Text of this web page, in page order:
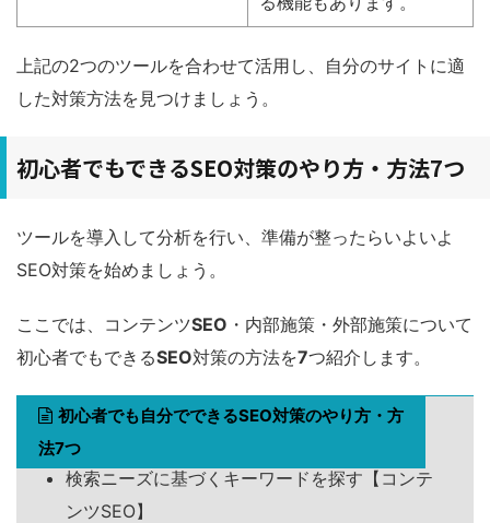
上記の2つのツールを合わせて活用し、自分のサイトに適
した対策方法を見つけましょう。
初心者でもできるSEO対策のやり方・方法7つ
ツールを導入して分析を行い、準備が整ったらいよいよ
SEO対策を始めましょう。
ここでは、コンテンツSEO ・内部施策・外部施策について
初心者でもできるSEO対策の方法を7つ紹介します。
初心者でも自分でできるSEO対策のやり方・方
法7つ
検索ニーズに基づくキーワードを探す【コンテ
ンツSEO】